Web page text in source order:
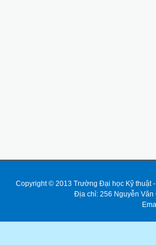
Copyright © 2013 Trường Đại học Kỹ thuật
Địa chỉ: 256 Nguyễn Văn